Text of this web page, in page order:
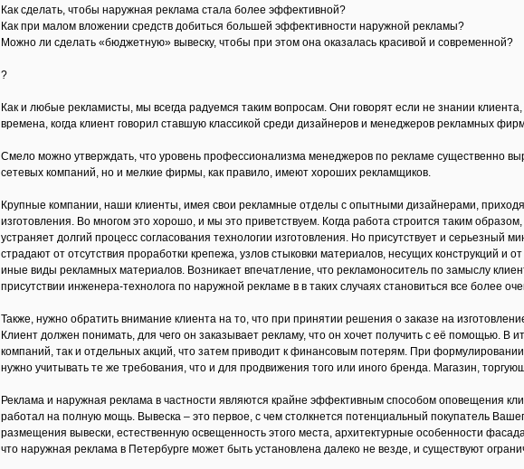
Как сделать, чтобы наружная реклама стала более эффективной?
Как при малом вложении средств добиться большей эффективности наружной рекламы?
Можно ли сделать «бюджетную» вывеску, чтобы при этом она оказалась красивой и современной?
?
Как и любые рекламисты, мы всегда радуемся таким вопросам. Они говорят если не знании
времена, когда клиент говорил ставшую классикой среди дизайнеров и менеджеров рекламных
Смело можно утверждать, что уровень профессионализма менеджеров по рекламе существенно
сетевых компаний, но и мелкие фирмы, как правило, имеют хороших рекламщиков.
Крупные компании, наши клиенты, имея свои рекламные отделы с опытными дизайнерами,
изготовления. Во многом это хорошо, и мы это приветствуем. Когда работа строится таким
устраняет долгий процесс согласования технологии изготовления. Но присутствует и серьезный
страдают от отсутствия проработки крепежа, узлов стыковки материалов, несущих конструкций
иные виды рекламных материалов. Возникает впечатление, что рекламоноситель по замыслу
присутствии инженера-технолога по наружной рекламе в в таких случаях становиться все более
Также, нужно обратить внимание клиента на то, что при принятии решения о заказе на
Клиент должен понимать, для чего он заказывает рекламу, что он хочет получить с её помощью. В
компаний, так и отдельных акций, что затем приводит к финансовым потерям. При
нужно учитывать те же требования, что и для продвижения того или иного бренда. Магазин,
Реклама и наружная реклама в частности являются крайне эффективным способом оповещения
работал на полную мощь. Вывеска – это первое, с чем столкнется потенциальный покупатель
размещения вывески, естественную освещенность этого места, архитектурные особенности
что наружная реклама в Петербурге может быть установлена далеко не везде, и существуют